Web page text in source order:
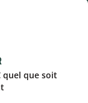
quel que soit